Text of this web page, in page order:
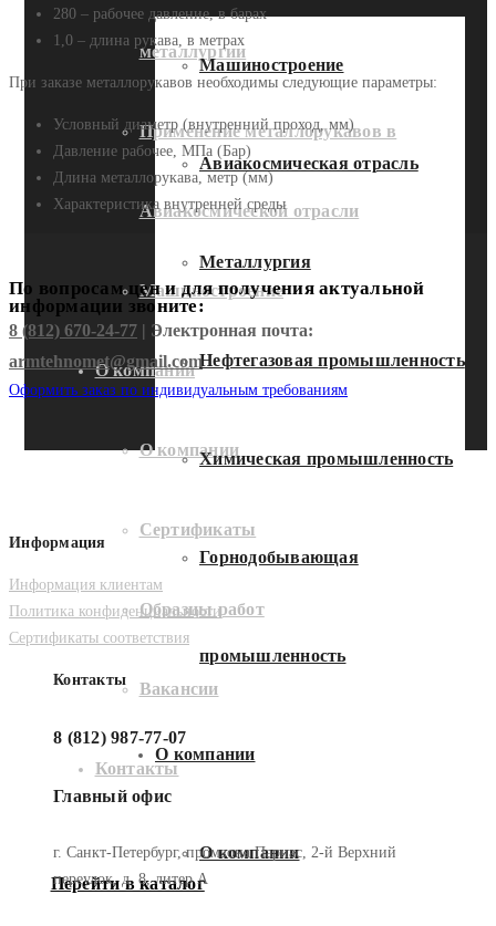
металлургии
Применение металлорукавов в
Авиакосмической отрасли
Машиностроение
О компании
О компании
Сертификаты
Образцы работ
Вакансии
Контакты
Перейти в каталог
Машиностроение
Авиакосмическая отрасль
Металлургия
Нефтегазовая промышленность
Химическая промышленность
Горнодобывающая
промышленность
О компании
О компании
280 – рабочее давление, в барах
1,0 – длина рукава, в метрах
При заказе металлорукавов необходимы следующие параметры:
Условный диаметр (внутренний проход, мм)
Давление рабочее, МПа (Бар)
Длина металлорукава, метр (мм)
Характеристика внутренней среды
По вопросам цен и для получения актуальной
информации звоните:
8 (812) 670-24-77 | Электронная почта:
armtehnomet@gmail.com
Оформить заказ по индивидуальным требованиям
Информация
Информация клиентам
Политика конфиденциальности
Сертификаты соответствия
Контакты
8 (812) 987-77-07
Главный офис
г. Санкт-Петербург, промзона Парнас, 2-й Верхний
переулок, д. 8, литер А